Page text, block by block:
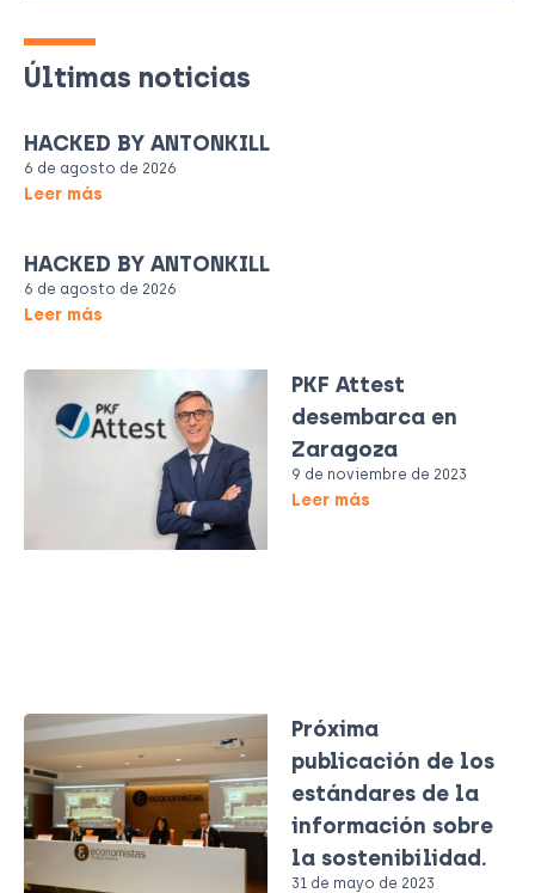
Últimas noticias
HACKED BY ANTONKILL
6 de agosto de 2026
Leer más
HACKED BY ANTONKILL
6 de agosto de 2026
Leer más
PKF Attest
desembarca en
Zaragoza
9 de noviembre de 2023
Leer más
Próxima
publicación de los
estándares de la
información sobre
la sostenibilidad.
31 de mayo de 2023